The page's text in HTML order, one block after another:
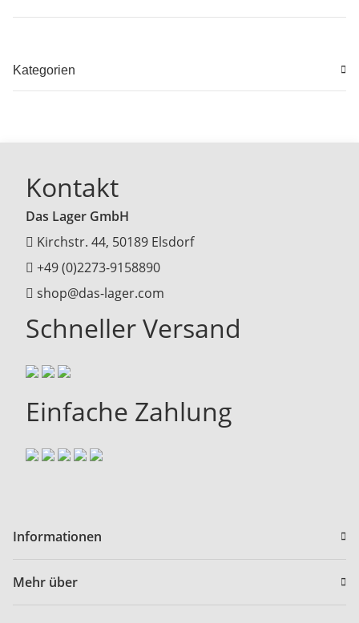
Kategorien
Kontakt
Das Lager GmbH
Kirchstr. 44, 50189 Elsdorf
+49 (0)2273-9158890
shop@das-lager.com
Schneller Versand
Einfache Zahlung
Informationen
Mehr über